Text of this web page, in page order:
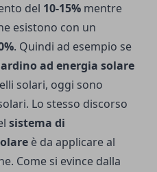
del 10-15% mentre
esistono con un
. Quindi ad esempio se
ad energia solare
solari, oggi sono
Lo stesso discorso
sistema di
è da applicare al
Come si evince dalla